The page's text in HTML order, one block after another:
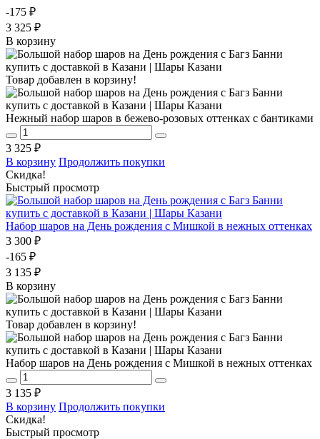
-175 ₽
3 325 ₽
В корзину
Товар добавлен в корзину!
Нежный набор шаров в бежево-розовых оттенках с бантиками
3 325 ₽
В корзину Продолжить покупки
Скидка!
Быстрый просмотр
Набор шаров на День рождения с Мишкой в нежных оттенках
3 300 ₽
-165 ₽
3 135 ₽
В корзину
Товар добавлен в корзину!
Набор шаров на День рождения с Мишкой в нежных оттенках
3 135 ₽
В корзину Продолжить покупки
Скидка!
Быстрый просмотр